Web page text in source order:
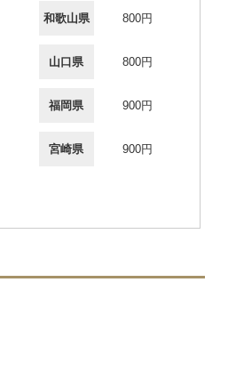
和歌山県 800円
山口県 800円
福岡県 900円
宮崎県 900円